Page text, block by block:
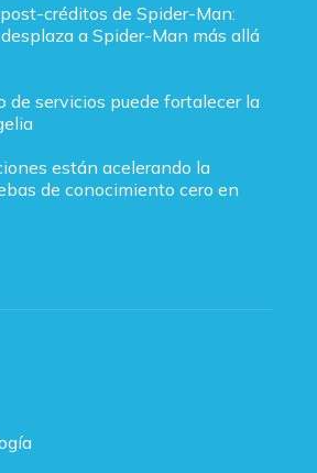
créditos de Spider-Man:
a Spider-Man más allá
de servicios puede fortalecer la
están acelerando la
de conocimiento cero en